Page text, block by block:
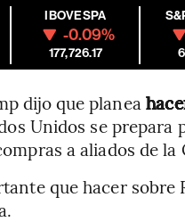
IBOVESPA
-0.09%
177,726.17
dijo que planea
Unidos se prepara
a aliados de la
que hacer sobre